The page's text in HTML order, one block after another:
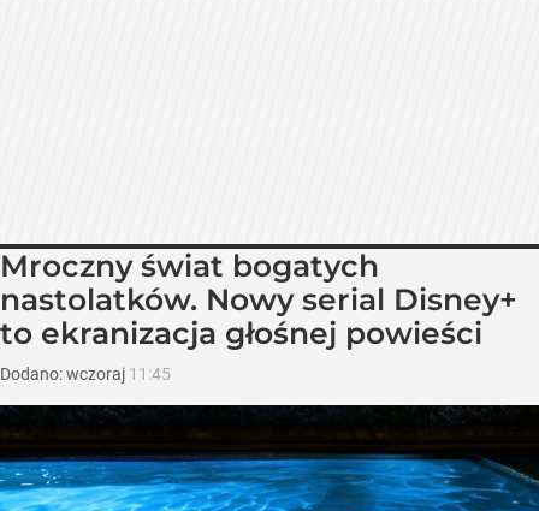
Mroczny świat bogatych
nastolatków. Nowy serial Disney+
to ekranizacja głośnej powieści
Dodano:wczoraj 11:45